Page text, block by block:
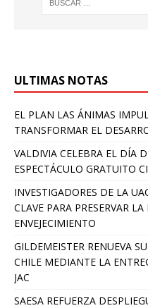
ULTIMAS NOTAS
EL PLAN LAS ÁNIMAS
TRANSFORMAR EL
VALDIVIA CELEBRA EL DÍA
ESPECTÁCULO GRATUITO
INVESTIGADORES DE LA
CLAVE PARA PRESERVAR
ENVEJECIMIENTO
GILDEMEISTER RENUEVA
CHILE MEDIANTE LA
JAC
SAESA REFUERZA